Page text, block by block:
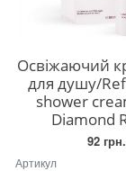
Освіжаючий
для душу/
shower
Diamond
92 грн.
Артикул